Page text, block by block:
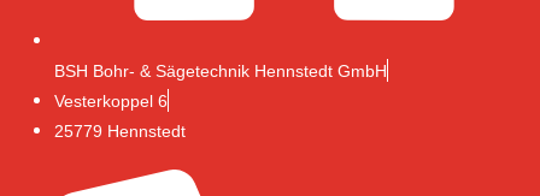
BSH Bohr- & Sägetechnik Hennstedt GmbH
Vesterkoppel 6
25779 Hennstedt